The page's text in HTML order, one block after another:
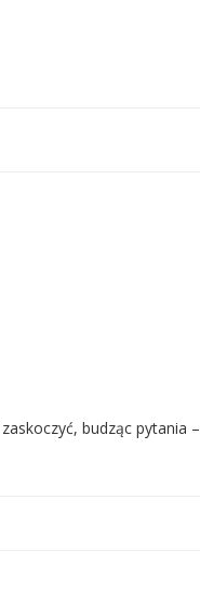
budząc pytania –